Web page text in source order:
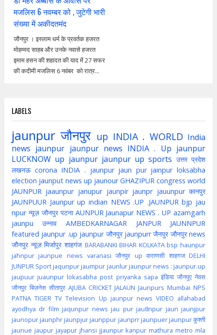
मजलिस 6 नवम्बर को , जुटेगी भारी
संख्या में अकीदतमंद
जौनपुर । इस्लाम धर्म के प्रवर्तक हजरत
मोहम्मद साहब और उनके नवासे हजरत
इमाम हसन की शहादत की याद में 27 सफर
की कदीमी मजलिस 6 नवंबर को रात्र...
LABELS
jaunpur जौनपुर up INDIA . WORLD India
news jaunpur jaunpur news INDIA . Up jaunpur
LUCKNOW up jaunpur jaunpur up sports उत्तर प्रदेश
लखनऊ corona INDIA . jaunpur jaun pur jainpur loksabha
election jaunput news up jaunour GHAZIPUR congress world
JAUNPUR jaaunpur janupur jaunpir jaunpr jauunpur कानपुर
JAUNPUUR Jaunpur up indian NEWS .UP .JAUNPUR bjp jau
npur न्यूज़ जौनपुर पटना AUNPUR Jaunapur NEWS . UP azamgarh
jaunpu
उन्नाव AMBEDKARNAGAR JANPUR
JAUNNPUR
featured jaunpur .up jaunpur जौनपुर jaunpurr जैनपुर जौनपुर news
जौनपुर न्यूज़ मिर्जापुर शाहगंज BARABANKI BIHAR KOLKATA bsp haunpur
jahnpur jaunpue news varanasi जौनपुर up वाराणसी शाहगज DELHI
JUNPUR Sportjaqunpurjaumpur jaunlurjaunpur news : jaunpur.up
jaupuur juaunpur lokasabha post priyanka sapa इंडिया जौनपुए नेवस
जौनपुर बिज़नेस सीतापुर AJUBA CRICKET JALAUN Jaunpurs Mumbai NPS
PATNA TIGER TV Television Up jaunpur news VIDEO allahabad
ayodhya dr film jaqunpur news jau pur jau8npur jaun jaunjpur
jaunopurjaunphrjaunpjurjaunppur jaunprrjaunpuerjaunpur कुश्ती
jaunue jaupur jayapur jhansi jjaunpur kanpur mathura metro mla